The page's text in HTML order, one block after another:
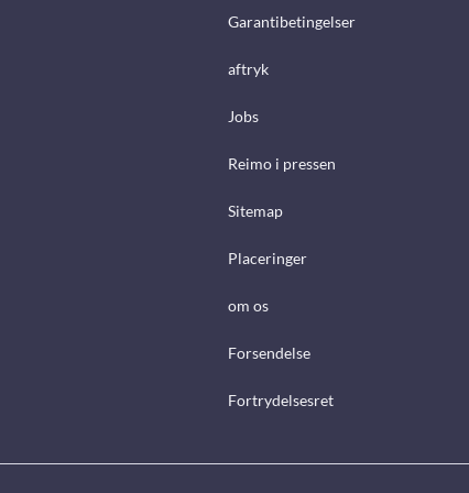
Garantibetingelser
aftryk
Jobs
Reimo i pressen
Sitemap
Placeringer
om os
Forsendelse
Fortrydelsesret